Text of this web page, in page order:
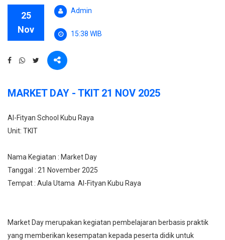
25
Nov
Admin
15:38 WIB
MARKET DAY - TKIT 21 NOV 2025
Al-Fityan School Kubu Raya
Unit: TKIT
Nama Kegiatan : Market Day
Tanggal : 21 November 2025
Tempat : Aula Utama Al-Fityan Kubu Raya
Market Day merupakan kegiatan pembelajaran berbasis praktik
yang memberikan kesempatan kepada peserta didik untuk